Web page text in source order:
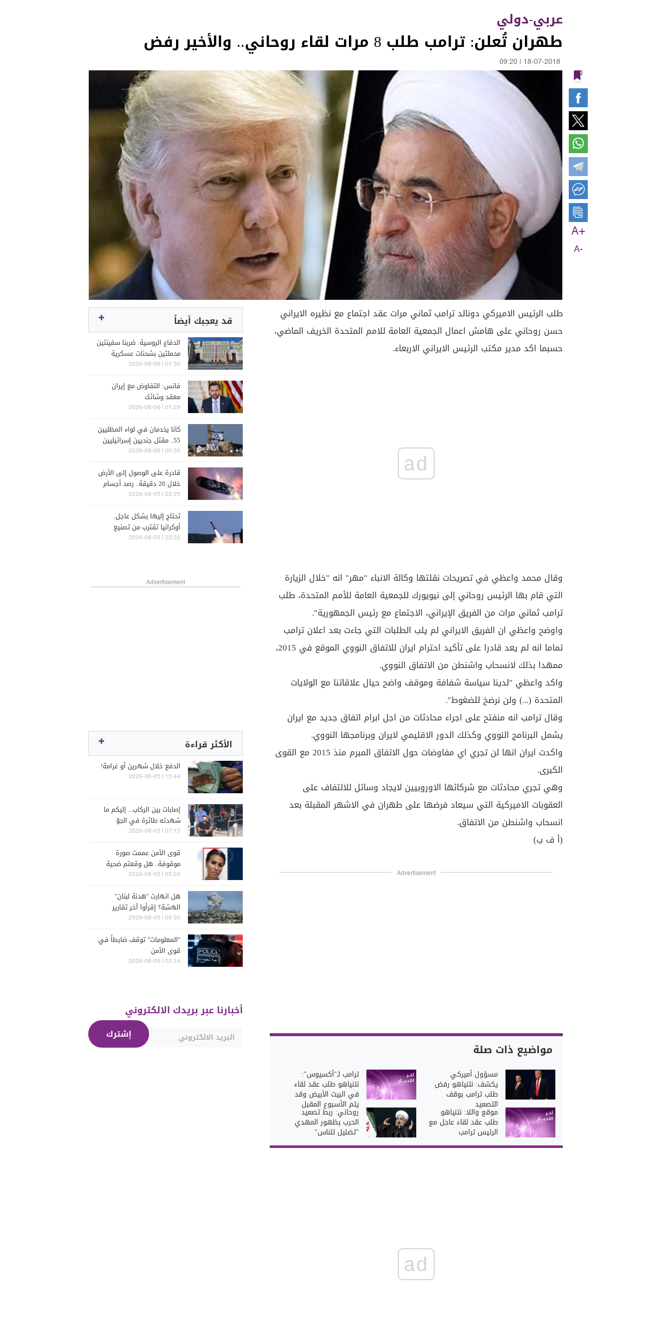
عربي-دولي
طهران تُعلن: ترامب طلب 8 مرات لقاء روحاني.. والأخير رفض
18-07-2018
09:20
A+
A-
طلب الرئيس الاميركي دونالد ترامب ثماني مرات عقد اجتماع مع نظيره الايراني
حسن روحاني على هامش اعمال الجمعية العامة للامم المتحدة الخريف الماضي،
حسبما اكد مدير مكتب الرئيس الايراني الاربعاء.
ad
وقال محمد واعظي في تصريحات نقلتها وكالة الانباء "مهر" انه "خلال الزيارة
التي قام بها الرئيس روحاني إلى نيويورك للجمعية العامة للأمم المتحدة، طلب
ترامب ثماني مرات من الفريق الإيراني، الاجتماع مع رئيس الجمهورية".
واوضح واعظي ان الفريق الايراني لم يلب الطلبات التي جاءت بعد اعلان ترامب
تماما انه لم يعد قادرا على تأكيد احترام ايران للاتفاق النووي الموقع في 2015،
ممهدا بذلك لانسحاب واشنطن من الاتفاق النووي.
واكد واعظي "لدينا سياسة شفافة وموقف واضح حيال علاقاتنا مع الولايات
المتحدة (...) ولن نرضخ للضغوط".
وقال ترامب انه منفتح على اجراء محادثات من اجل ابرام اتفاق جديد مع ايران
يشمل البرنامج النووي وكذلك الدور الاقليمي لايران وبرنامجها النووي.
واكدت ايران انها لن تجري اي مفاوضات حول الاتفاق المبرم منذ 2015 مع القوى
الكبرى.
وهي تجري محادثات مع شركائها الاوروبيين لايجاد وسائل للالتفاف على
العقوبات الاميركية التي سيعاد فرضها على طهران في الاشهر المقبلة بعد
انسحاب واشنطن من الاتفاق.
(أ ف ب)
Advertisement
مواضيع ذات صلة
مسؤول أميركي
يكشف: نتنياهو رفض
طلب ترامب بوقف
التصعيد
ترامب لـ"أكسيوس":
نتنياهو طلب عقد لقاء
في البيت الأبيض وقد
يتم الأسبوع المقبل
موقع واللا: نتنياهو
طلب عقد لقاء عاجل مع
الرئيس ترامب
روحاني: ربط تصعيد
الحرب بظهور المهدي
"تضليل للناس"
ad
قد يعجبك أيضاً
الدفاع الروسية: ضربنا سفينتين
محملتين بشحنات عسكرية
01:30 | 2026-08-06
فانس: التفاوض مع إيران
معقد وشائك
01:29 | 2026-08-06
كانا يخدمان في لواء المظليين
55.. مقتل جنديين إسرائيليين
بعبوة ناسفة في جنوب لبنان
00:30 | 2026-08-06
قادرة على الوصول إلى الأرض
خلال 20 دقيقة.. رصد أجسام
غامضة قرب القمر!
23:25 | 2026-08-05
تحتاج إليها بشكل عاجل..
أوكرانيا تقترب من تصنيع
صواريخ "باتريوت"
23:22 | 2026-08-05
Advertisement
الأكثر قراءة
الدفع خلال شهرين أو غرامة!
15:44 | 2026-08-05
إصابات بين الركاب... إليكم ما
شهدته طائرة في الجوّ
07:15 | 2026-08-05
قوى الأمن عممت صورة
موقوفة.. هل وقعتم ضحية
أعمالها؟
05:24 | 2026-08-05
هل انهارت "هدنة لبنان"
الهشة؟ إقرأوا آخر تقارير
إسرائيلية
09:30 | 2026-08-05
"المعلومات" توقف ضابطاً في
قوى الأمن
03:14 | 2026-08-05
أخبارنا عبر بريدك الالكتروني
إشترك